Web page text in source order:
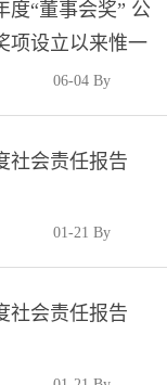
度“董事会奖” 公
项设立以来惟一
文化传媒企业
06-04 By
社会责任报告
01-21 By
社会责任报告